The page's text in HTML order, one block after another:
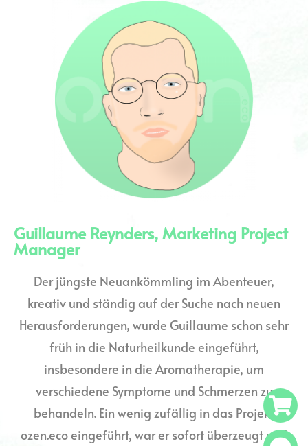
Guillaume Reynders, Marketing Project
Manager
Der jüngste Neuankömmling im Abenteuer,
kreativ und ständig auf der Suche nach neuen
Herausforderungen, wurde Guillaume schon sehr
früh in die Naturheilkunde eingeführt,
insbesondere in die Aromatherapie, um
verschiedene Symptome und Schmerzen zu
behandeln. Ein wenig zufällig in das Projekt
ozen.eco eingeführt, war er sofort überzeugt und